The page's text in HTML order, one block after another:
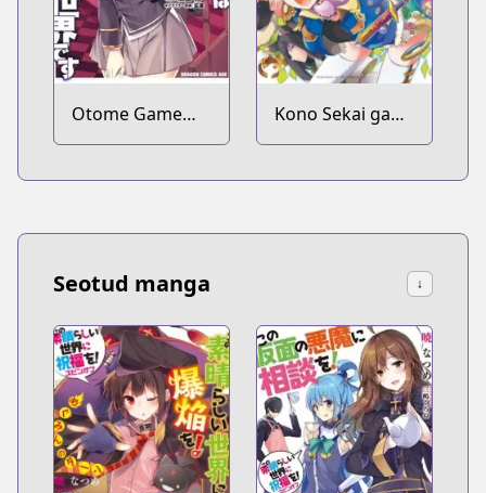
Otome Game
Sekai wa Mob ni
Kono Sekai ga
Game da to Ore
Seotud manga ↓